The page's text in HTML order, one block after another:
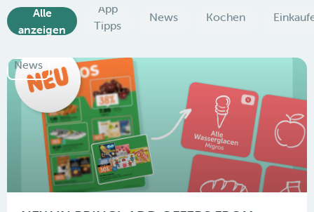
Alle
anzeigen
App
Tipps
News Kochen
News